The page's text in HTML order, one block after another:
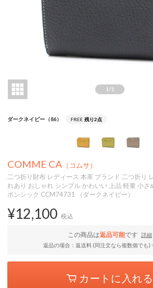
1 /1
ダークネイビー（86） FREE 残り2点
COMME CA （コムサ）
二つ折り財布 レディース 本革 ブランド 二つ折り
れあり おしゃれ シンプル かわいい 上品 軽量 小さ
ボンシック CCM74731 （ダークネイビー）
¥12,100 税込
この商品は返品可能です
詳細
返品の場合：返送料 (同注文なら複数個でも)
カートに入れる